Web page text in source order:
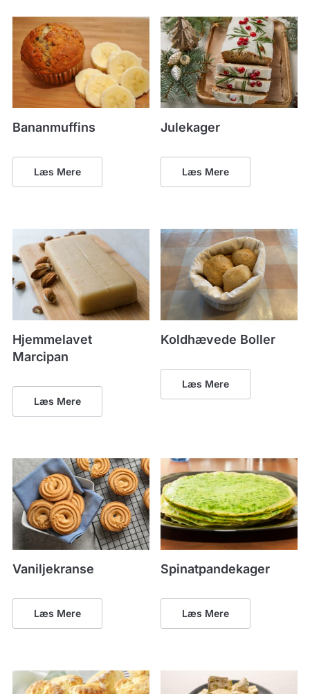
Bananmuffins
Læs Mere
Julekager
Læs Mere
Hjemmelavet
Marcipan
Læs Mere
Koldhævede Boller
Læs Mere
Vaniljekranse
Læs Mere
Spinatpandekager
Læs Mere